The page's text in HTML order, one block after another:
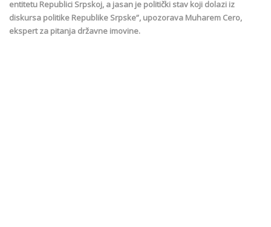
entitetu Republici Srpskoj, a jasan je politički stav koji dolazi iz
diskursa politike Republike Srpske”, upozorava Muharem Cero,
ekspert za pitanja državne imovine.